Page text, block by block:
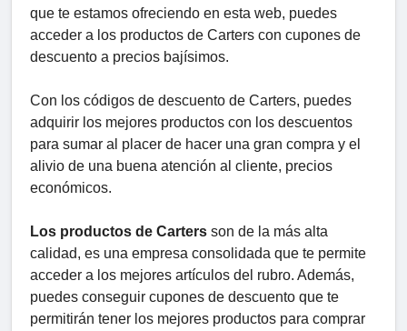
que te estamos ofreciendo en esta web, puedes
acceder a los productos de Carters con cupones de
descuento a precios bajísimos.
Con los códigos de descuento de Carters, puedes
adquirir los mejores productos con los descuentos
para sumar al placer de hacer una gran compra y el
alivio de una buena atención al cliente, precios
económicos.
Los productos de Carters son de la más alta
calidad, es una empresa consolidada que te permite
acceder a los mejores artículos del rubro. Además,
puedes conseguir cupones de descuento que te
permitirán tener los mejores productos para comprar